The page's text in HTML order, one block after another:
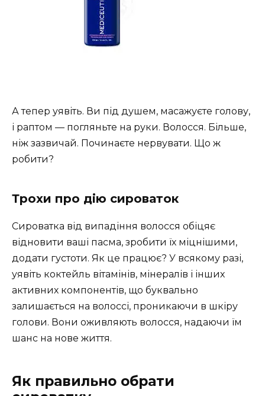
А тепер уявіть. Ви під душем, масажуєте голову,
і раптом — погляньте на руки. Волосся. Більше,
ніж зазвичай. Починаєте нервувати. Що ж
робити?
Трохи про дію сироваток
Сироватка від випадіння волосся обіцяє
відновити ваші пасма, зробити їх міцнішими,
додати густоти. Як це працює? У всякому разі,
уявіть коктейль вітамінів, мінералів і інших
активних компонентів, що буквально
залишається на волоссі, проникаючи в шкіру
голови. Вони оживляють волосся, надаючи їм
шанс на нове життя.
Як правильно обрати